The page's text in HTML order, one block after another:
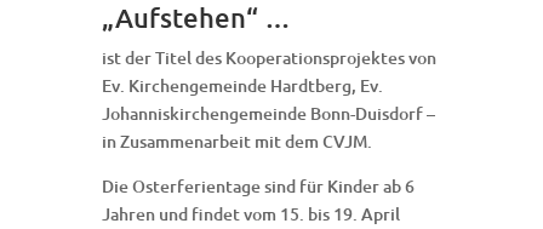
„Aufstehen“ …
ist der Titel des Kooperationsprojektes von
Ev. Kirchengemeinde Hardtberg, Ev.
Johanniskirchengemeinde Bonn-Duisdorf ­–
in Zusammenarbeit mit dem CVJM.
Die Osterferientage sind für Kinder ab 6
Jahren und findet vom 15. bis 19. April